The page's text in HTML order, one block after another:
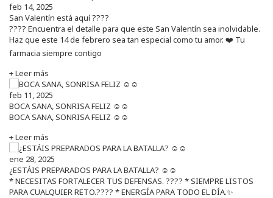
feb 14, 2025
San Valentín está aquí ????
???? Encuentra el detalle para que este San Valentín sea inolvidable.
Haz que este 14 de febrero sea tan especial como tu amor. ❤️ Tu
farmacia siempre contigo
+ Leer más
feb 11, 2025
BOCA SANA, SONRISA FELIZ ☺️☺️
BOCA SANA, SONRISA FELIZ ☺️☺️
+ Leer más
ene 28, 2025
¿ESTÁIS PREPARADOS PARA LA BATALLA? ☺️☺️
* NECESITAS FORTALECER TUS DEFENSAS. ????️ * SIEMPRE LISTOS
PARA CUALQUIER RETO.???? * ENERGÍA PARA TODO EL DÍA.✨